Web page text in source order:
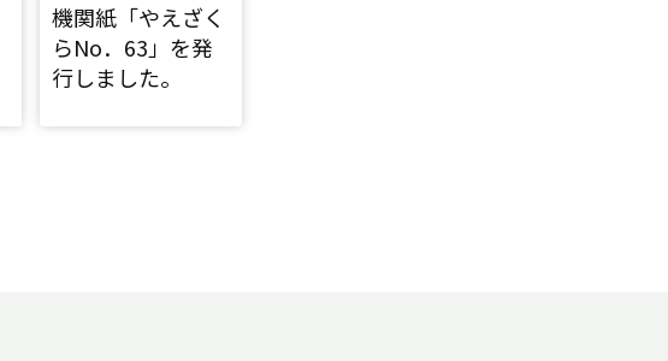
機関紙「やえざく
らNo．63」を発
行しました。